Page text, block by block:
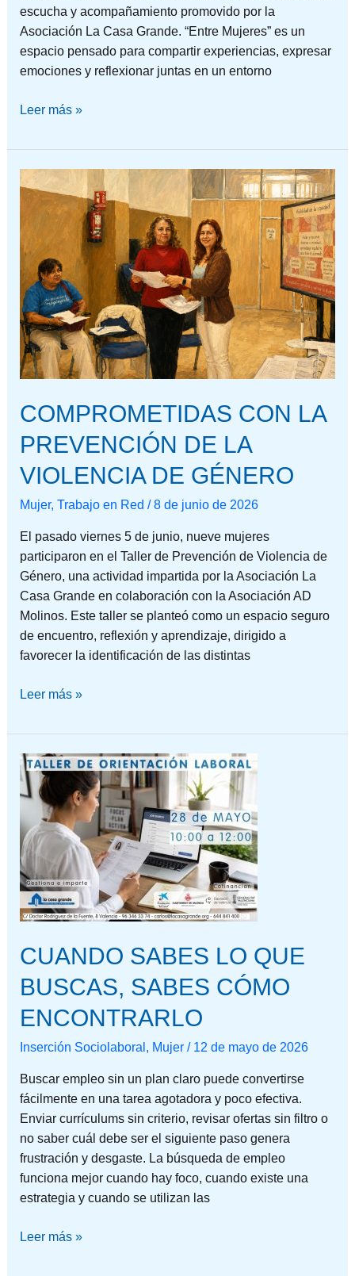
escucha y acompañamiento promovido por la
Asociación La Casa Grande. “Entre Mujeres” es un
espacio pensado para compartir experiencias, expresar
emociones y reflexionar juntas en un entorno
Leer más »
COMPROMETIDAS CON LA
PREVENCIÓN DE LA
VIOLENCIA DE GÉNERO
Mujer, Trabajo en Red /8 de junio de 2026
El pasado viernes 5 de junio, nueve mujeres
participaron en el Taller de Prevención de Violencia de
Género, una actividad impartida por la Asociación La
Casa Grande en colaboración con la Asociación AD
Molinos. Este taller se planteó como un espacio seguro
de encuentro, reflexión y aprendizaje, dirigido a
favorecer la identificación de las distintas
COMPROMETIDAS
CON
PREVENCIÓN
DE
LA
VIOLENCIA
DE
GÉNERO
Leer más »
CUANDO SABES LO QUE
BUSCAS, SABES CÓMO
ENCONTRARLO
Inserción Sociolaboral , Mujer/ 12 de mayo de 2026
Buscar empleo sin un plan claro puede convertirse
fácilmente en una tarea agotadora y poco efectiva.
Enviar currículums sin criterio, revisar ofertas sin filtro o
no saber cuál debe ser el siguiente paso genera
frustración y desgaste. La búsqueda de empleo
funciona mejor cuando hay foco, cuando existe una
estrategia y cuando se utilizan las
CUANDO
SABES
LO
QUE
BUSCAS,
SABES
CÓMO
ENCONTRARLO
Leer más »